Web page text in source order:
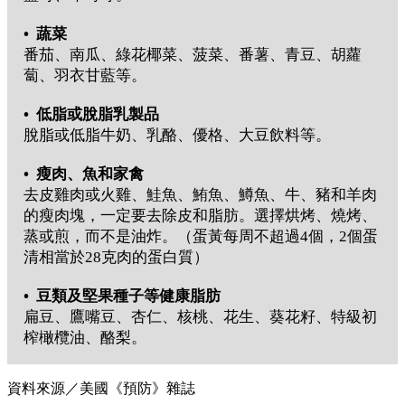
• 蔬菜
番茄、南瓜、綠花椰菜、菠菜、番薯、青豆、胡蘿
蔔、羽衣甘藍等。
• 低脂或脫脂乳製品
脫脂或低脂牛奶、乳酪、優格、大豆飲料等。
• 瘦肉、魚和家禽
去皮雞肉或火雞、鮭魚、鮪魚、鱒魚、牛、豬和羊肉
的瘦肉塊，一定要去除皮和脂肪。選擇烘烤、燒烤、
蒸或煎，而不是油炸。（蛋黃每周不超過4個，2個蛋
清相當於28克肉的蛋白質）
• 豆類及堅果種子等健康脂肪
扁豆、鷹嘴豆、杏仁、核桃、花生、葵花籽、特級初
榨橄欖油、酪梨。
資料來源／美國《預防》雜誌